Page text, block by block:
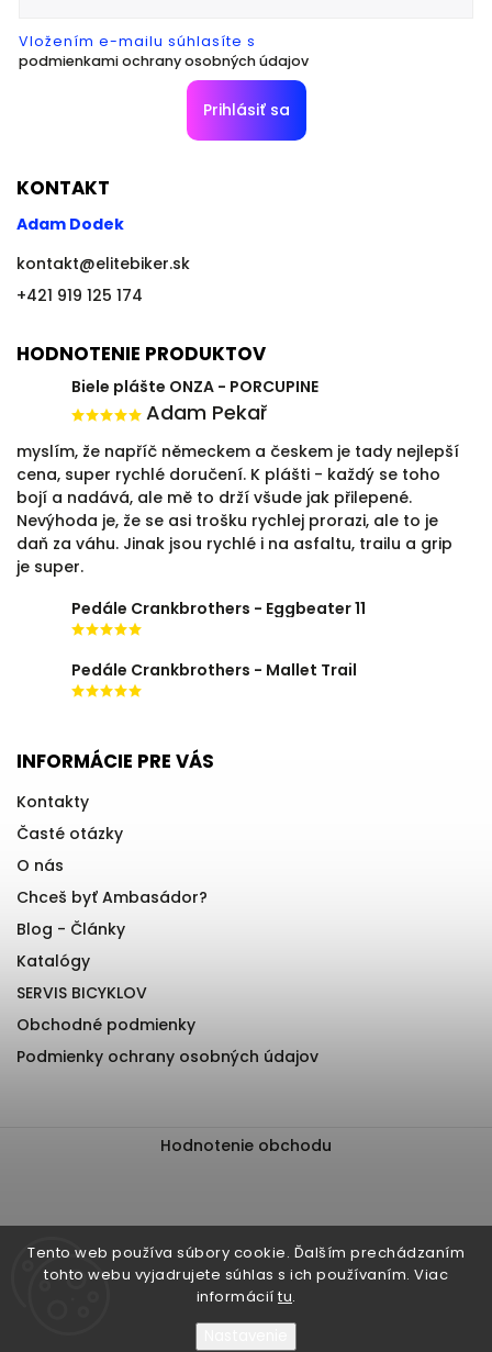
Tento web používa súbory cookie. Ďalším prechádzaním
tohto webu vyjadrujete súhlas s ich používaním. Viac
informácií tu.
Vložením e-mailu súhlasíte s
podmienkami ochrany osobných údajov
Prihlásiť sa
KONTAKT
Adam Dodek
kontakt@elitebiker.sk
+421 919 125 174
HODNOTENIE PRODUKTOV
Biele plášte ONZA - PORCUPINE
Adam Pekař
myslím, že napříč německem a českem je tady nejlepší
cena, super rychlé doručení. K plášti - každý se toho
bojí a nadává, ale mě to drží všude jak přilepené.
Nevýhoda je, že se asi trošku rychlej prorazi, ale to je
daň za váhu. Jinak jsou rychlé i na asfaltu, trailu a grip
je super.
Pedále Crankbrothers - Eggbeater 11
Pedále Crankbrothers - Mallet Trail
INFORMÁCIE PRE VÁS
Kontakty
Časté otázky
O nás
Chceš byť Ambasádor?
Blog - Články
Katalógy
SERVIS BICYKLOV
Obchodné podmienky
Podmienky ochrany osobných údajov
Hodnotenie obchodu